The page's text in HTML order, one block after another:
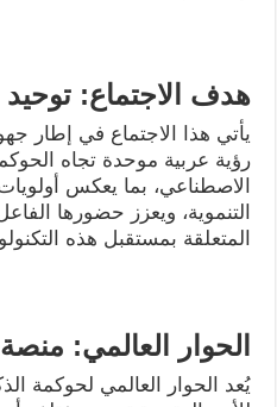
هدف الاجتماع: توحيد
يأتي هذا الاجتماع في إطار
رؤية عربية موحدة تجاه
الاصطناعي، بما يعكس أولويات
التنموية، ويعزز حضورها
المتعلقة بمستقبل هذه
الحوار العالمي:
يُعد الحوار العالمي لحوكمة